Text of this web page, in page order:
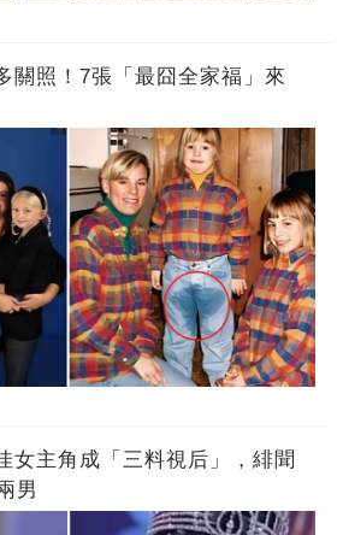
關照！7張「最囧全家福」來
女主角成「三料視后」，緋聞
男